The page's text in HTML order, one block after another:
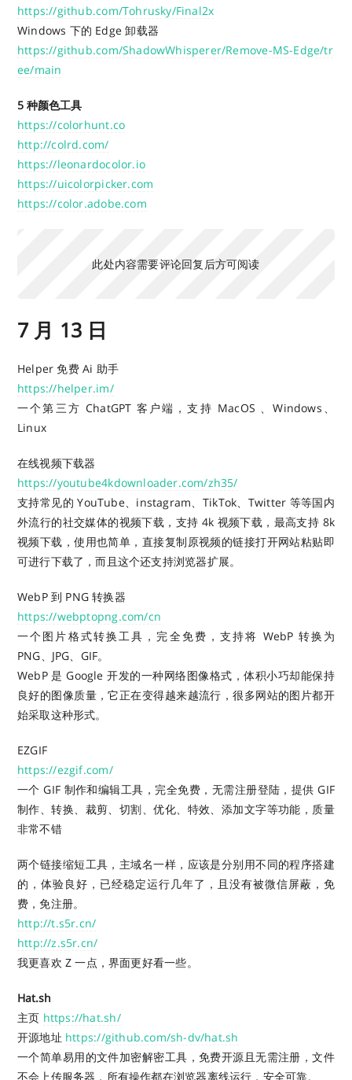
https://github.com/Tohrusky/Final2x
Windows 下的 Edge 卸载器
https://github.com/ShadowWhisperer/Remove-MS-Edge/tr
ee/main
5 种颜色工具
https://colorhunt.co
http://colrd.com/
https://leonardocolor.io
https://uicolorpicker.com
https://color.adobe.com
此处内容需要评论回复后方可阅读
7 月 13 日
Helper 免费 Ai 助手
https://helper.im/
一个第三方 ChatGPT 客户端，支持 MacOS 、Windows、
Linux
在线视频下载器
https://youtube4kdownloader.com/zh35/
支持常见的 YouTube、instagram、TikTok、Twitter 等等国内
外流行的社交媒体的视频下载，支持 4k 视频下载，最高支持 8k
视频下载，使用也简单，直接复制原视频的链接打开网站粘贴即
可进行下载了，而且这个还支持浏览器扩展。
WebP 到 PNG 转换器
https://webptopng.com/cn
一个图片格式转换工具，完全免费，支持将 WebP 转换为
PNG、JPG、GIF。
WebP 是 Google 开发的一种网络图像格式，体积小巧却能保持
良好的图像质量，它正在变得越来越流行，很多网站的图片都开
始采取这种形式。
EZGIF
https://ezgif.com/
一个 GIF 制作和编辑工具，完全免费，无需注册登陆，提供 GIF
制作、转换、裁剪、切割、优化、特效、添加文字等功能，质量
非常不错
两个链接缩短工具，主域名一样，应该是分别用不同的程序搭建
的，体验良好，已经稳定运行几年了，且没有被微信屏蔽，免
费，免注册。
http://t.s5r.cn/
http://z.s5r.cn/
我更喜欢 Z 一点，界面更好看一些。
Hat.sh
主页 https://hat.sh/
开源地址 https://github.com/sh-dv/hat.sh
一个简单易用的文件加密解密工具，免费开源且无需注册，文件
不会上传服务器，所有操作都在浏览器离线运行，安全可靠。